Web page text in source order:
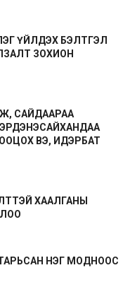
ҮЙЛДЭХ БЭЛТГЭЛ
ЗОХИОН
САЙДААРАА
ВЭ, ИДЭРБАТ
ХААЛГАНЫ
НЭГ МОДНООС